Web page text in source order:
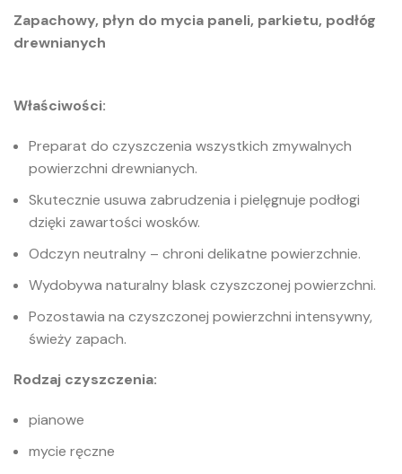
Zapachowy, płyn do mycia paneli, parkietu, podłóg
drewnianych
Właściwości:
Preparat do czyszczenia wszystkich zmywalnych
powierzchni drewnianych.
Skutecznie usuwa zabrudzenia i pielęgnuje podłogi
dzięki zawartości wosków.
Odczyn neutralny – chroni delikatne powierzchnie.
Wydobywa naturalny blask czyszczonej powierzchni.
Pozostawia na czyszczonej powierzchni intensywny,
świeży zapach.
Rodzaj czyszczenia:
pianowe
mycie ręczne